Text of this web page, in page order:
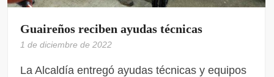
Guaireños reciben ayudas técnicas
1 de diciembre de 2022
La Alcaldía entregó ayudas técnicas y equipos